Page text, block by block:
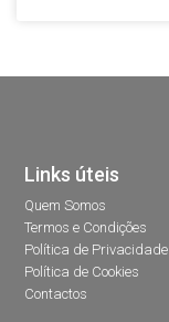
Links úteis
Quem Somos
Termos e Condições
Política de Privacidade
Política de Cookies
Contactos